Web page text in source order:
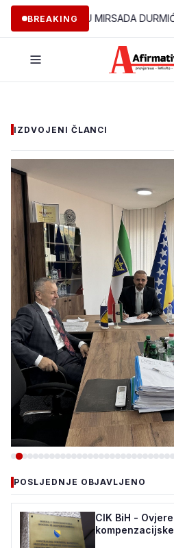
BREAKINGMIRSADA DURMIĆA•
IZDVOJENI ČLANCI
VLADA ZDK:
U ŽEPČU
POSLJEDNJE OBJAVLJENO
CIK BiH -